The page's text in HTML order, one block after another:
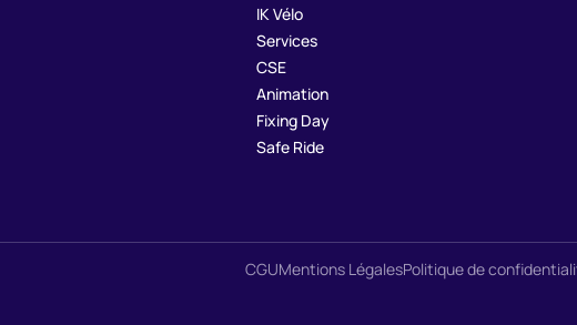
IK Vélo
Services
CSE
Animation
Fixing Day
Safe Ride
CGUMentions LégalesPolitique de